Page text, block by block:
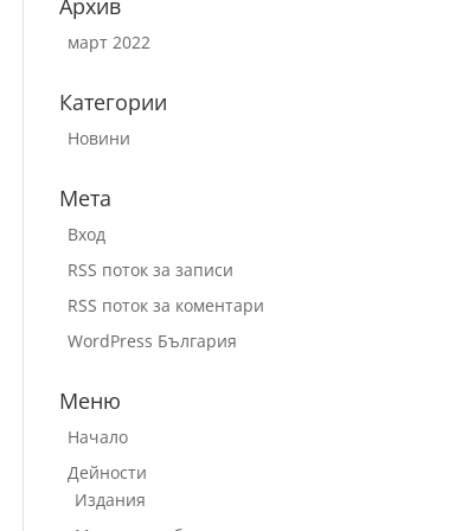
март 2022
Категории
Новини
Мета
Вход
RSS поток за записи
RSS поток за коментари
WordPress България
Меню
Начало
Дейности
Издания